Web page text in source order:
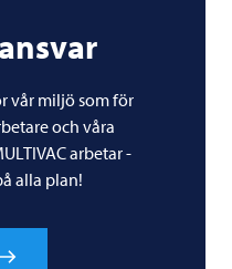
vår miljö som för
och våra
arbetar -
alla plan!